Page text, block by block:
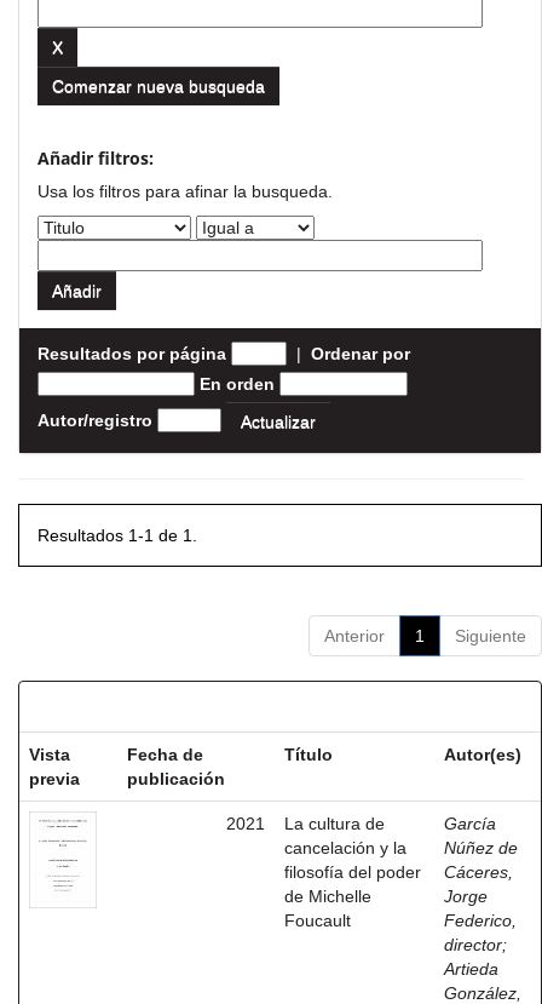
Comenzar nueva busqueda
Añadir filtros:
Usa los filtros para afinar la busqueda.
Resultados por página | Ordenar por
En orden
Autor/registro
Resultados 1-1 de 1.
Anterior 1 Siguiente
Vista
previa
Fecha de
publicación
Título Autor(es)
2021
La cultura de
cancelación y la
filosofía del poder
de Michelle
Foucault
García
Núñez de
Cáceres,
Jorge
Federico,
director;
Artieda
González,